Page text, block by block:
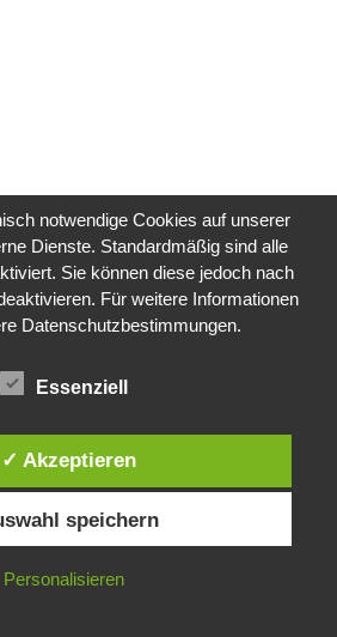
notwendige Cookies auf unserer
Dienste. Standardmäßig sind alle
Sie können diese jedoch nach
Für weitere Informationen
Datenschutzbestimmungen.
Essenziell
✓ Akzeptieren
speichern
Personalisieren